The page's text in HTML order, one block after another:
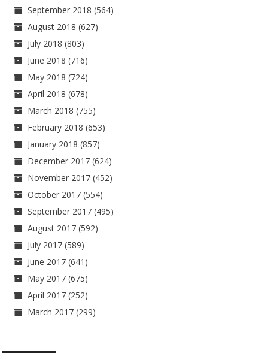
September 2018 (564)
August 2018 (627)
July 2018 (803)
June 2018 (716)
May 2018 (724)
April 2018 (678)
March 2018 (755)
February 2018 (653)
January 2018 (857)
December 2017 (624)
November 2017 (452)
October 2017 (554)
September 2017 (495)
August 2017 (592)
July 2017 (589)
June 2017 (641)
May 2017 (675)
April 2017 (252)
March 2017 (299)